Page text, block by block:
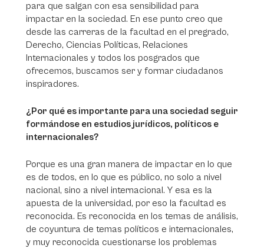
para que salgan con esa sensibilidad para
impactar en la sociedad. En ese punto creo que
desde las carreras de la facultad en el pregrado,
Derecho, Ciencias Políticas, Relaciones
Internacionales y todos los posgrados que
ofrecemos, buscamos ser y formar ciudadanos
inspiradores.
¿Por qué es importante para una sociedad seguir
formándose en estudios jurídicos, políticos e
internacionales?
Porque es una gran manera de impactar en lo que
es de todos, en lo que es público, no solo a nivel
nacional, sino a nivel internacional. Y esa es la
apuesta de la universidad, por eso la facultad es
reconocida. Es reconocida en los temas de análisis,
de coyuntura de temas políticos e internacionales,
y muy reconocida cuestionarse los problemas